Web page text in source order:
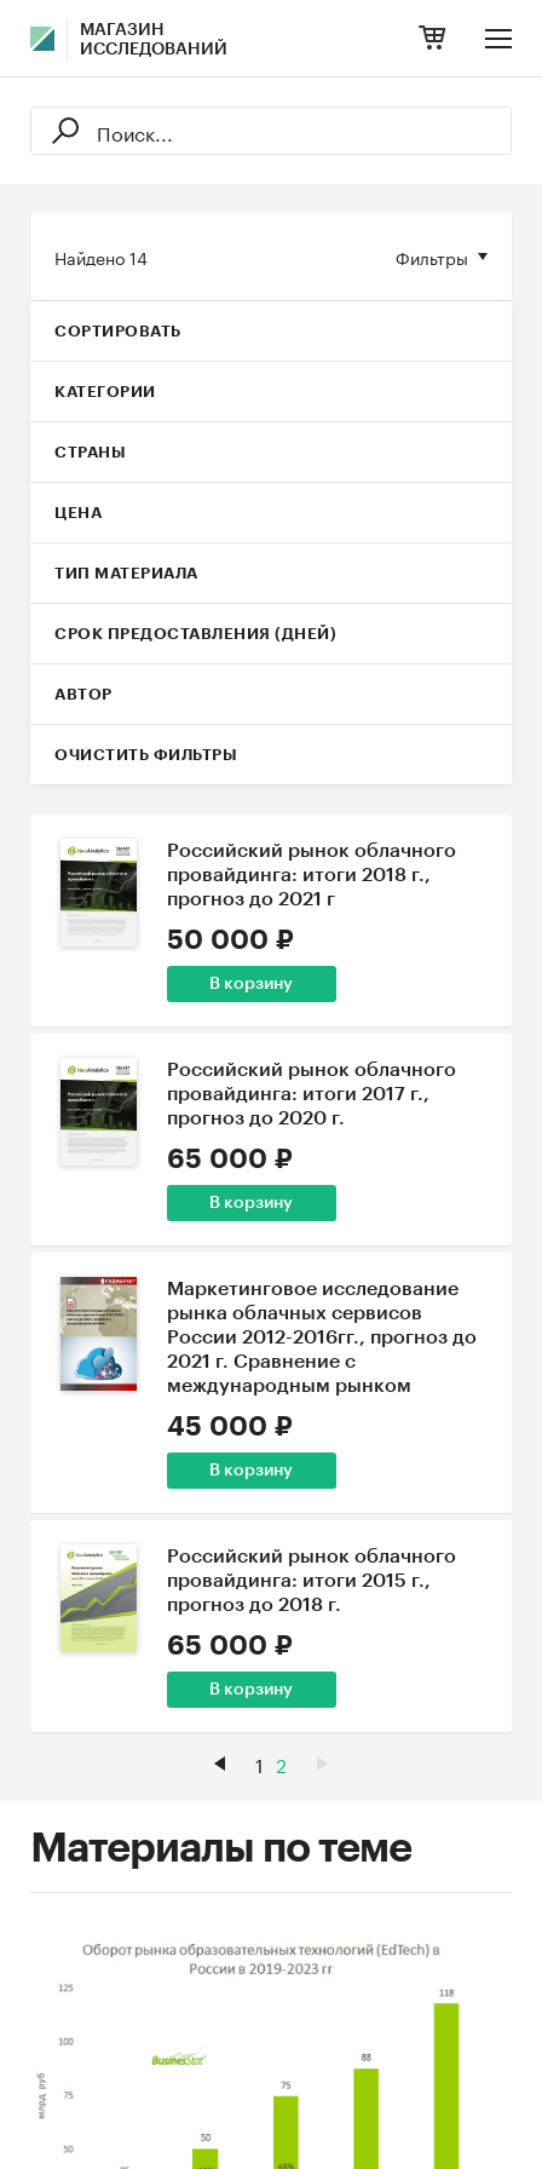
МАГАЗИН
ИССЛЕДОВАНИЙ
Фильтры
Найдено14
СОРТИРОВАТЬ
КАТЕГОРИИ
СТРАНЫ
ЦЕНА
ТИП МАТЕРИАЛА
СРОК ПРЕДОСТАВЛЕНИЯ (ДНЕЙ)
АВТОР
ОЧИСТИТЬ ФИЛЬТРЫ
Российский рынок облачного
провайдинга: итоги 2018 г.,
прогноз до 2021 г
50 000 ₽
В корзину
Российский рынок облачного
провайдинга: итоги 2017 г.,
прогноз до 2020 г.
65 000 ₽
В корзину
Маркетинговое исследование
рынка облачных сервисов
России 2012-2016гг., прогноз до
2021 г. Сравнение с
международным рынком
45 000 ₽
В корзину
Российский рынок облачного
провайдинга: итоги 2015 г.,
прогноз до 2018 г.
65 000 ₽
В корзину
1 2
Материалы по теме